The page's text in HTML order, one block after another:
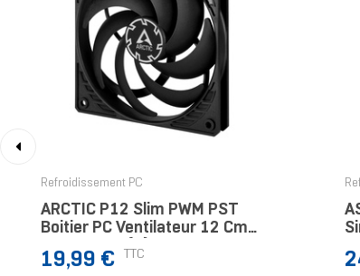
Refroidissement PC
ARCTIC P12 Slim PWM PST
Boitier PC Ventilateur 12 Cm
Noir 1 Pièce(s)
Prix
19,99 € TTC